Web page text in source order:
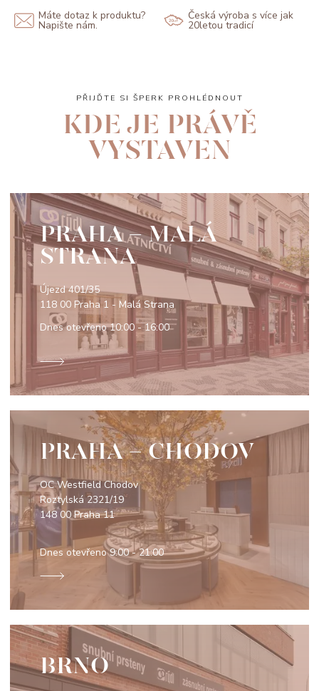
Máte dotaz k produktu?
Napište nám.
Česká výroba s více jak
20letou tradicí
PŘIJĎTE SI ŠPERK PROHLÉDNOUT
KDE JE PRÁVĚ
VYSTAVEN
PRAHA - MALÁ
STRANA
Újezd 401/35
118 00 Praha 1 - Malá Strana
Dnes otevřeno10:00 - 16:00
PRAHA - CHODOV
OC Westfield Chodov
Roztylská 2321/19
148 00 Praha 11
Dnes otevřeno9:00 - 21:00
BRNO